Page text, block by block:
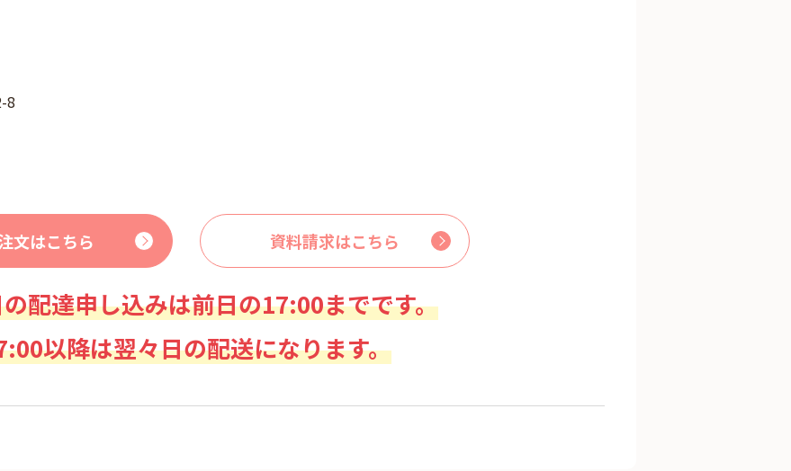
8
文はこちら 資料請求はこちら
配達申し込みは前日の17:00までです。
以降は翌々日の配送になります。